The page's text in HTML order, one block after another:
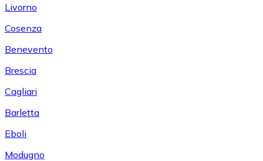
Livorno
Cosenza
Benevento
Brescia
Cagliari
Barletta
Eboli
Modugno